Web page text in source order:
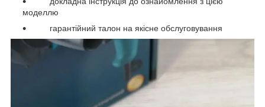
моделлю
гарантійний талон на якісне обслуговування